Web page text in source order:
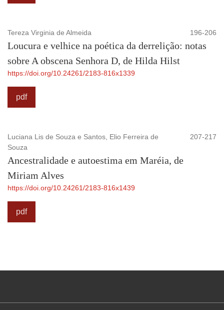
Tereza Virginia de Almeida 196-206
Loucura e velhice na poética da derrelição: notas
sobre A obscena Senhora D, de Hilda Hilst
https://doi.org/10.24261/2183-816x1339
pdf
Luciana Lis de Souza e Santos, Elio Ferreira de
Souza
207-217
Ancestralidade e autoestima em Maréia, de
Miriam Alves
https://doi.org/10.24261/2183-816x1439
pdf